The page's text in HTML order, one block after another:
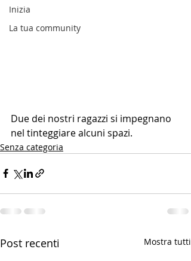
Inizia
La tua community
Due dei nostri ragazzi si impegnano
nel tinteggiare alcuni spazi.
Senza categoria
Post recenti Mostra tutti